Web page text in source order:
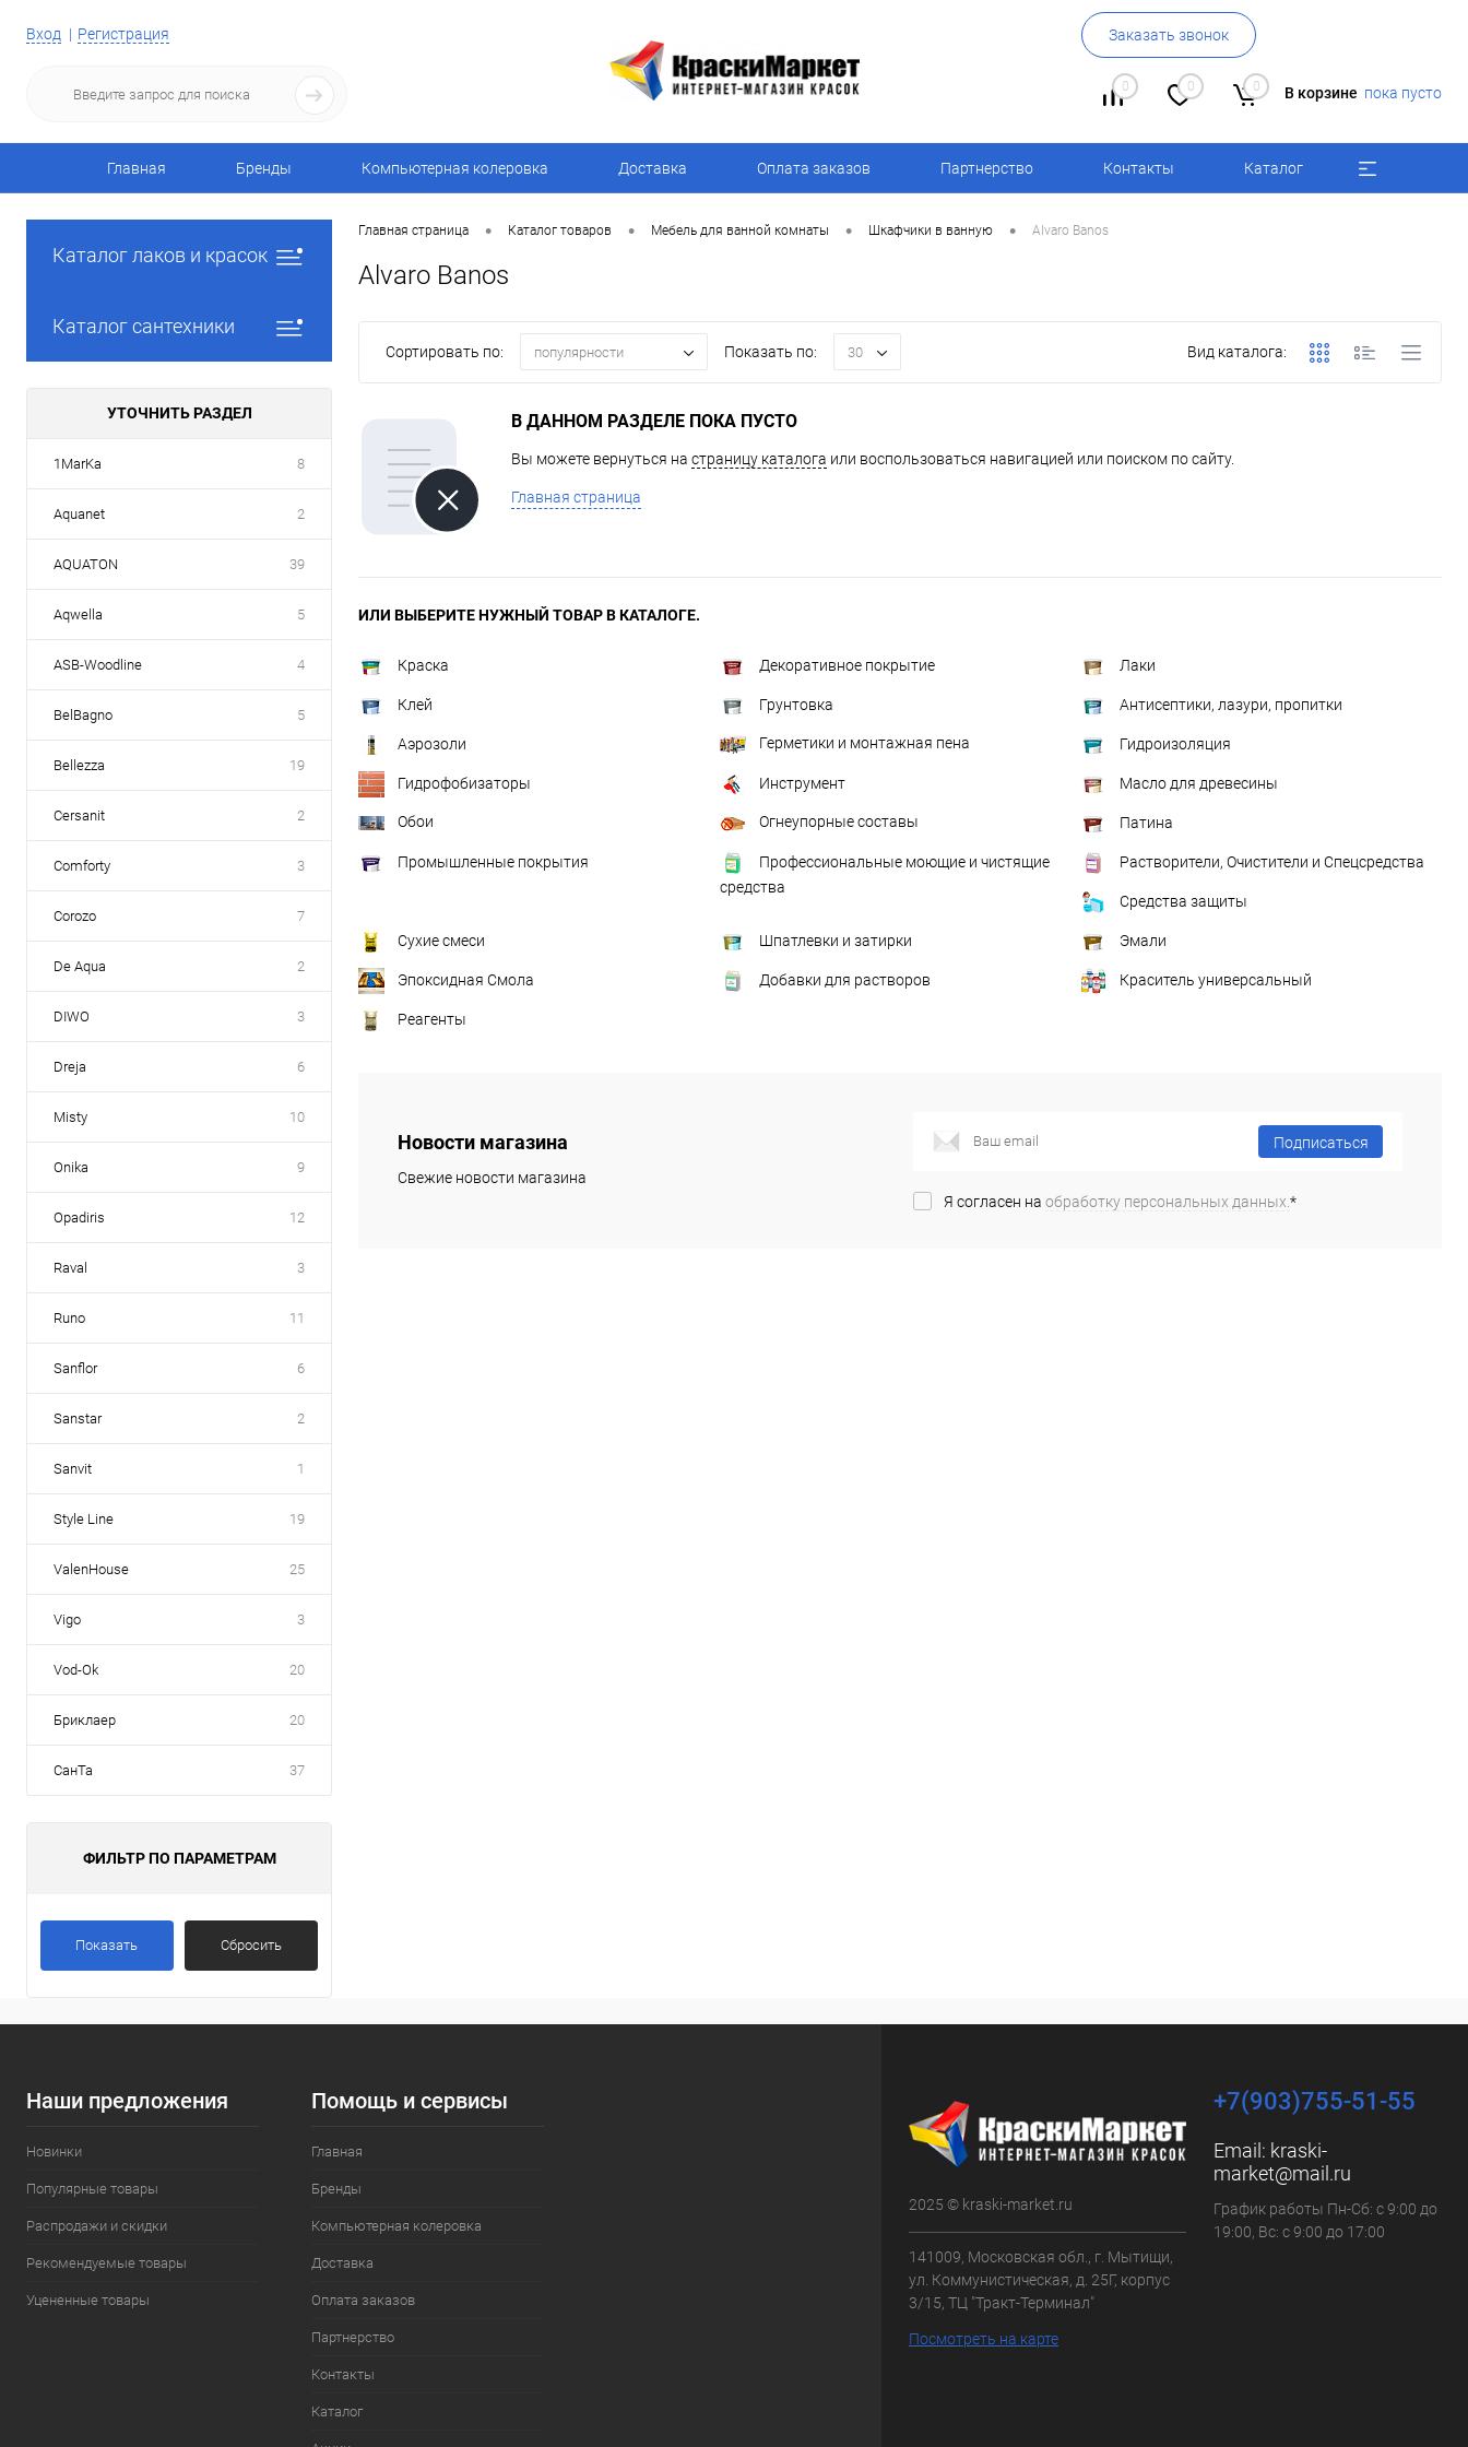
Вход Регистрация Заказать звонок
0 0 0 В корзине пока пусто
Главная Бренды Компьютерная колеровка Доставка Оплата заказов Партнерство Контакты Каталог
Каталог лаков и красок
Каталог сантехники
УТОЧНИТЬ РАЗДЕЛ
1MarKa 8
Aquanet 2
AQUATON 39
Aqwella 5
ASB-Woodline 4
BelBagno 5
Bellezza 19
Cersanit 2
Comforty 3
Corozo 7
De Aqua 2
DIWO 3
Dreja 6
Misty 10
Onika 9
Opadiris 12
Raval 3
Runo 11
Sanflor 6
Sanstar 2
Sanvit 1
Style Line 19
ValenHouse 25
Vigo 3
Vod-Ok 20
Бриклаер 20
СанТа 37
ФИЛЬТР ПО ПАРАМЕТРАМ
Показать Сбросить
Главная страница • Каталог товаров • Мебель для ванной комнаты • Шкафчики в ванную • Alvaro Banos
Alvaro Banos
Сортировать по: популярности Показать по: 30 Вид каталога:
В ДАННОМ РАЗДЕЛЕ ПОКА ПУСТО
Вы можете вернуться на страницу каталога или воспользоваться навигацией или поиском по сайту.
Главная страница
ИЛИ ВЫБЕРИТЕ НУЖНЫЙ ТОВАР В КАТАЛОГЕ.
Краска Декоративное покрытие Лаки
Клей Грунтовка Антисептики, лазури, пропитки
Аэрозоли Герметики и монтажная пена Гидроизоляция
Гидрофобизаторы Инструмент Масло для древесины
Обои Огнеупорные составы Патина
Промышленные покрытия
Профессиональные моющие и чистящие
средства
Растворители, Очистители и Спецсредства
Средства защиты
Сухие смеси Шпатлевки и затирки Эмали
Эпоксидная Смола Добавки для растворов Краситель универсальный
Реагенты
Новости магазина
Свежие новости магазина
Подписаться
Я согласен на обработку персональных данных. *
Наши предложения
Новинки
Популярные товары
Распродажи и скидки
Рекомендуемые товары
Уцененные товары
Помощь и сервисы
Главная
Бренды
Компьютерная колеровка
Доставка
Оплата заказов
Партнерство
Контакты
Каталог
2025 © kraski-market.ru
141009, Московская обл., г. Мытищи,
ул. Коммунистическая, д. 25Г, корпус
3/15, ТЦ "Тракт-Терминал"
Посмотреть на карте
+7(903)755-51-55
Email: kraski-
market@mail.ru
График работы Пн-Сб: с 9:00 до
19:00, Вс: с 9:00 до 17:00